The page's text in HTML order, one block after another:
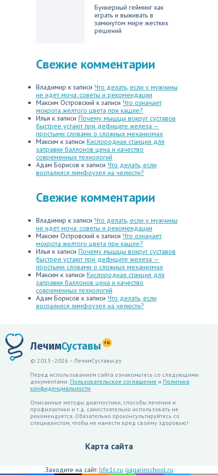
Бункерный гейминг как
играть и выживать в
замкнутом мире жестких
решений
Свежие комментарии
Владимир к записи Что делать, если у мужчины
не идет моча: советы и рекомендации
Максим Островский к записи Что означает
мокрота желтого цвета при кашле?
Илья к записи Почему мышцы вокруг суставов
быстрее устают при дефиците железа —
простыми словами о сложных механизмах
Максим к записи Кислородная станция для
заправки баллонов цена и качество
современных технологий
Адам Борисов к записи Что делать, если
воспалился лимфоузел на челюсти?
Свежие комментарии
Владимир к записи Что делать, если у мужчины
не идет моча: советы и рекомендации
Максим Островский к записи Что означает
мокрота желтого цвета при кашле?
Илья к записи Почему мышцы вокруг суставов
быстрее устают при дефиците железа —
простыми словами о сложных механизмах
Максим к записи Кислородная станция для
заправки баллонов цена и качество
современных технологий
Адам Борисов к записи Что делать, если
воспалился лимфоузел на челюсти?
ЛечимСуставы ru
© 2013–2026 – ЛечимСуставы.ру
Перед использованием сайта ознакомьтесь со следующими
документами: Пользовательское соглашение и Политика
конфиденциальности
Описанные методы диагностики, способы лечения и
профилактики и т.д. самостоятельно использовать не
рекомендуется. Обязательно проконсультируйтесь со
специалистом, чтобы не нанести вред своему здоровью!
Карта сайта
Заходите на сайт: life1c.ru gagarinschool.ru